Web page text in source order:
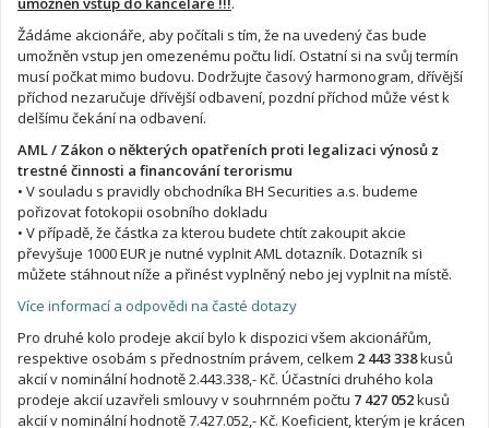
Žádáme akcionáře, aby počítali s tím, že na uvedený čas bude
umožněn vstup jen omezenému počtu lidí. Ostatní si na svůj termín
musí počkat mimo budovu. Dodržujte časový harmonogram, dřívější
příchod nezaručuje dřívější odbavení, pozdní příchod může vést k
delšímu čekání na odbavení.
AML / Zákon o některých opatřeních proti legalizaci výnosů z
trestné činnosti a financování terorismu
• V souladu s pravidly obchodníka BH Securities a.s. budeme
pořizovat fotokopii osobního dokladu
• V případě, že částka za kterou budete chtít zakoupit akcie
převyšuje 1000 EUR je nutné vyplnit AML dotazník. Dotazník si
můžete stáhnout níže a přinést vyplněný nebo jej vyplnit na místě.
Více informací a odpovědi na časté dotazy
Pro druhé kolo prodeje akcií bylo k dispozici všem akcionářům,
respektive osobám s přednostním právem, celkem 2 443 338kusů
akcií v nominální hodnotě 2.443.338,- Kč. Účastníci druhého kola
prodeje akcií uzavřeli smlouvy v souhrnném počtu 7 427 052kusů
akcií v nominální hodnotě 7.427.052,- Kč. Koeficient, kterým je krácen